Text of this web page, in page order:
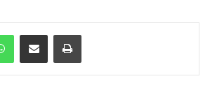
WhatsAppShare via Email Print